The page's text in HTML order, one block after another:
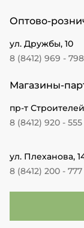
Оптово-
ул. Дружбы, 10
8 (8412) 969 - 798
Магазины-
пр-т
8 (8412) 920 - 555
ул. Плеханова,
8 (8412) 200 - 777